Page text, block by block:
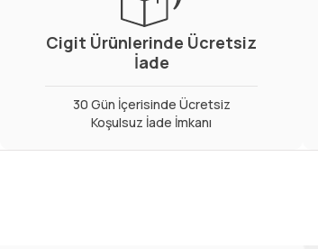
Cigit Ürünlerinde Ücretsiz
İade
30 Gün İçerisinde Ücretsiz
Koşulsuz İade İmkanı